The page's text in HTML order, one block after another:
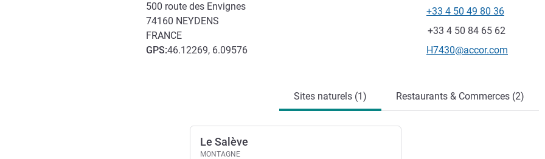
500 route des Envignes
74160 NEYDENS
FRANCE
GPS:46.12269, 6.09576
Téléphone
+33 4 50 49 80 36
Fax
+33 4 50 84 65 62
Email de contact
H7430@accor.com
Sites naturels (1) Restaurants & Commerces (2)
Le Salève
MONTAGNE